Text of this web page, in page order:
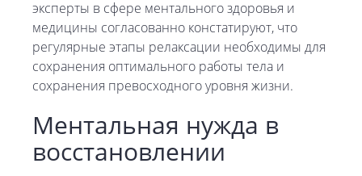
эксперты в сфере ментального здоровья и
медицины согласованно констатируют, что
регулярные этапы релаксации необходимы для
сохранения оптимального работы тела и
сохранения превосходного уровня жизни.
Ментальная нужда в
восстановлении